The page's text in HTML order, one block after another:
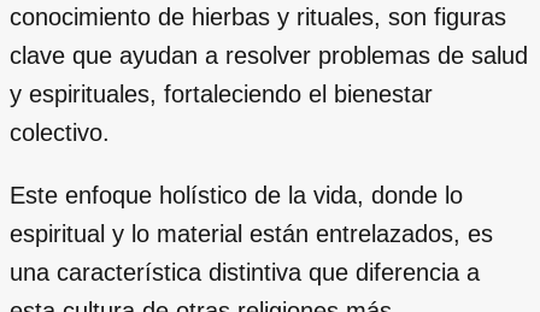
conocimiento de hierbas y rituales, son figuras
clave que ayudan a resolver problemas de salud
y espirituales, fortaleciendo el bienestar
colectivo.
Este enfoque holístico de la vida, donde lo
espiritual y lo material están entrelazados, es
una característica distintiva que diferencia a